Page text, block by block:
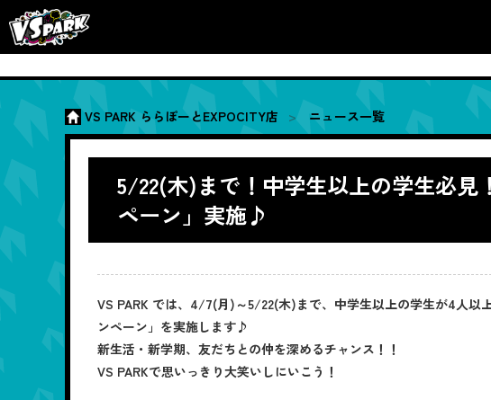
VS PARK ららぽーとEXPOCITY店 ニュース一覧
5/22(木)まで！中学生以上の学生必見
ペーン」実施♪
VS PARK では、4/7(月)～5/22(木)まで、中学生以上の学生が4人以
ンペーン」を実施します♪
新生活・新学期、友だちとの仲を深めるチャンス！！
VS PARKで思いっきり大笑いしにいこう！